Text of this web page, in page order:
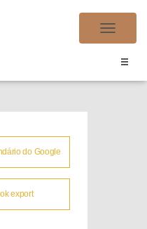
A
do Google
export